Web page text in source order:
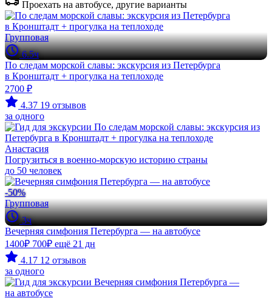
Проехать на автобусе, другие варианты
Групповая
6.5ч
По следам морской славы: экскурсия из Петербурга
в Кронштадт + прогулка на теплоходе
2700 ₽
4.37 19 отзывов
за одного
Анастасия
Погрузиться в военно-морскую историю страны
до 50 человек
-50%
Групповая
3ч
Вечерняя симфония Петербурга — на автобусе
1400₽ 700₽ ещё 21 дн
4.17 12 отзывов
за одного